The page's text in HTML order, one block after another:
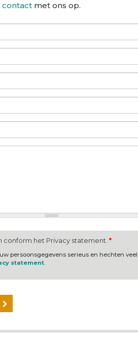
contact met ons op.
het Privacy statement. *
persoonsgegevens serieus en hechten veel
statement